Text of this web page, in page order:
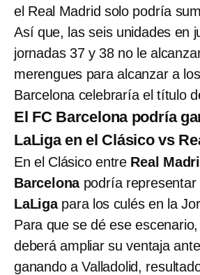
el Real Madrid solo podría
Así que, las seis unidades en
jornadas 37 y 38 no le
merengues para alcanzar a
Barcelona celebraría el título
El FC Barcelona podría
LaLiga en el Clásico vs
En el Clásico entre Real
Barcelonapodría representar
LaLigapara los culés en la
Para que se dé ese
deberá ampliar su ventaja
ganando a Valladolid,